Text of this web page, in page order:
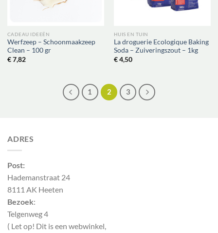
CADEAU IDEEËN
Werfzeep – Schoonmaakzeep
Clean – 100 gr
€7,82
HUIS EN TUIN
La droguerie Ecologique Baking
Soda – Zuiveringszout – 1kg
€4,50
1 2 3
ADRES
Post:
Hademanstraat 24
8111 AK Heeten
Bezoek:
Telgenweg 4
( Let op! Dit is een webwinkel,